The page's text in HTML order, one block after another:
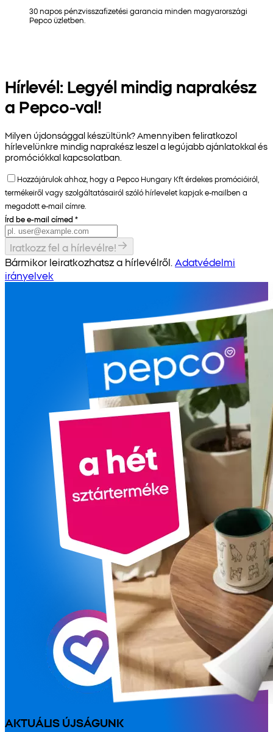
30 napos pénzvisszafizetési garancia minden magyarországi
Pepco üzletben.
Hírlevél: Legyél mindig naprakész
a Pepco-val!
Milyen újdonsággal készültünk? Amennyiben feliratkozol
hírlevelünkre mindig naprakész leszel a legújabb ajánlatokkal és
promóciókkal kapcsolatban.
Hozzájárulok ahhoz, hogy a Pepco Hungary Kft érdekes promócióiról,
termékeiről vagy szolgáltatásairól szóló hírlevelet kapjak e-mailben a
megadott e-mail címre.
Írd be e-mail címed *
Iratkozz fel a hírlevélre!
Bármikor leiratkozhatsz a hírlevélről. Adatvédelmi
irányelvek
AKTUÁLIS ÚJSÁGUNK